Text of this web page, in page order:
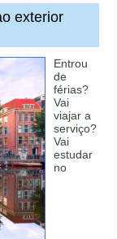
exterior
Entrou
de
férias?
Vai
viajar a
serviço?
Vai
estudar
no